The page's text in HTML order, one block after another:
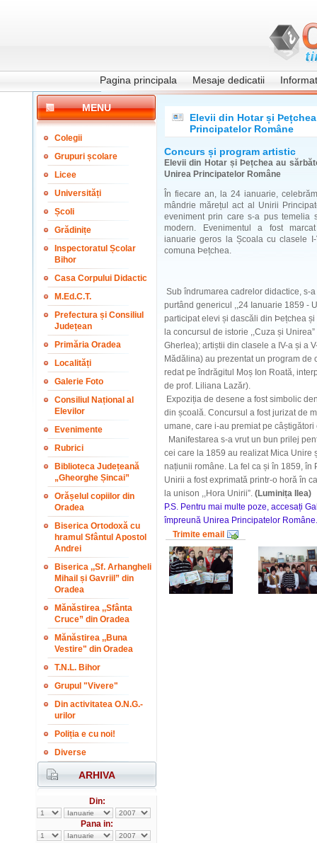
Pagina principala Mesaje dedicatii
MENU
Colegii
Grupuri școlare
Licee
Universități
Școli
Grădinițe
Inspectoratul Școlar
Bihor
Casa Corpului Didactic
M.Ed.C.T.
Prefectura și Consiliul
Județean
Primăria Oradea
Localități
Galerie Foto
Consiliul Național al
Elevilor
Evenimente
Rubrici
Biblioteca Județeană
„Gheorghe Șincai”
Orășelul copiilor din
Oradea
Biserica Ortodoxă cu
hramul Sfântul Apostol
Andrei
Biserica ,,Sf. Arhangheli
Mihail și Gavriil” din
Oradea
Mănăstirea ,,Sfânta
Cruce” din Oradea
Mănăstirea ,,Buna
Vestire" din Oradea
T.N.L. Bihor
Grupul "Vivere"
Din activitatea O.N.G.-
urilor
Poliția e cu noi!
Diverse
ARHIVA
Din:
Pana in:
Elevii din Hotar și
Principatelor Române
Concurs și program artistic
Elevii din Hotar și Þețchea au
Unirea Principatelor Române
În fiecare an, la 24 ianuarie,
mândrie mărețul act al Unirii
eveniment prin care s-a pus temelia
modern. Evenimentul a fost
ianuarie geros la Școala cu clasele I-
comuna Þețchea.
Sub îndrumarea cadrelor didactice, s-
purtând genericul ,,24 Ianuarie 1859 -
participat elevi și dascăli din Þețchea
la concursul de istorie ,,Cuza și
Gherlea); artiștii din clasele a IV-a și a
Mădălina) au prezentat un program
redat pe îndrăgitul Moș Ion Roată,
de prof. Liliana Lazăr).
Expoziția de desene a fost simbolic
din școală. Concursul a fost jurizat de
umane, care i-au premiat pe câștigători
Manifestarea s-a vrut un bun prilej
cei care la 1859 au realizat Mica Unire
națiunii române. La fel ca și în 1859, în
Unirii a fost exprimată printr-o horă în
la unison ,,Hora Unirii”. (Luminița Ilea)
P.S. Pentru mai multe poze, accesați
împreună Unirea Principatelor Române.
Trimite email